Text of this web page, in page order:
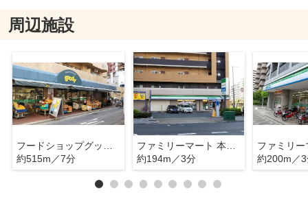
周辺施設
約515m／7分
約194m／3分
約200m／